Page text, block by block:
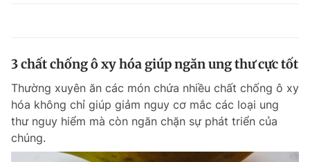
3 chất chống ô xy hóa giúp ngăn ung thư cực tốt
Thường xuyên ăn các món chứa nhiều chất chống ô xy
hóa không chỉ giúp giảm nguy cơ mắc các loại ung
thư nguy hiểm mà còn ngăn chặn sự phát triển của
chúng.